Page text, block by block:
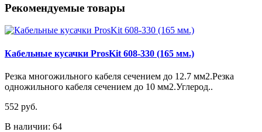
Рекомендуемые товары
Кабельные кусачки ProsKit 608-330 (165 мм.)
Резка многожильного кабеля сечением до 12.7 мм2.Резка
одножильного кабеля сечением до 10 мм2.Углерод..
552 руб.
В наличии: 64